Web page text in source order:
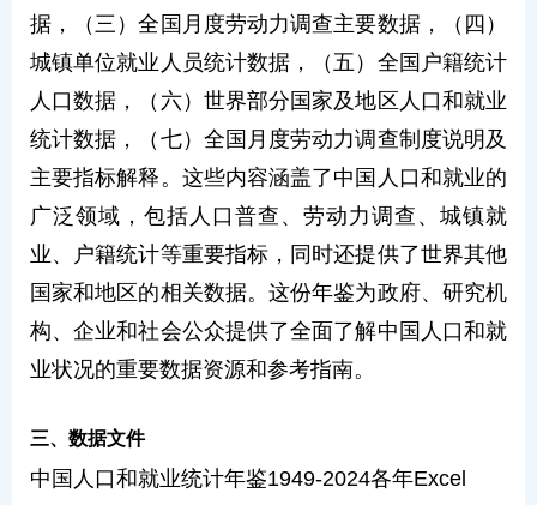
据，（三）全国月度劳动力调查主要数据，（四）
城镇单位就业人员统计数据，（五）全国户籍统计
人口数据，（六）世界部分国家及地区人口和就业
统计数据，（七）全国月度劳动力调查制度说明及
主要指标解释。这些内容涵盖了中国人口和就业的
广泛领域，包括人口普查、劳动力调查、城镇就
业、户籍统计等重要指标，同时还提供了世界其他
国家和地区的相关数据。这份年鉴为政府、研究机
构、企业和社会公众提供了全面了解中国人口和就
业状况的重要数据资源和参考指南。
三、数据文件
中国人口和就业统计年鉴1949-2024各年Excel